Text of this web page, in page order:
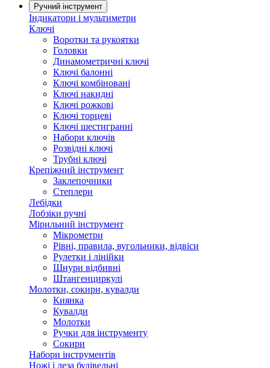
Ручний інструмент
Індикатори і мультиметри
Ключі
Воротки та рукоятки
Головки
Динамометричні ключі
Ключі балонні
Ключі комбіновані
Ключі накидні
Ключі рожкові
Ключі торцеві
Ключі шестигранні
Набори ключів
Розвідні ключі
Трубні ключі
Крепіжний інструмент
Заклепочники
Степлери
Лебідки
Лобзіки ручні
Мірильний інструмент
Мікрометри
Рівні, правила, вугольники, відвіси
Рулетки і лінійки
Шнури відбивні
Штангенциркулі
Молотки, сокири, кувалди
Киянка
Кувалди
Молотки
Ручки для інструменту
Сокири
Набори інструментів
Ножі і леза будівельні